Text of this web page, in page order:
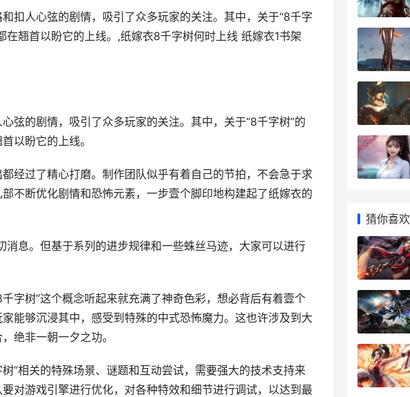
扣人心弦的剧情，吸引了众多玩家的关注。其中，关于“8千字
翘首以盼它的上线。,纸嫁衣8千字树何时上线 纸嫁衣1书架
弦的剧情，吸引了众多玩家的关注。其中，关于“8千字树”的
以盼它的上线。
经过了精心打磨。制作团队似乎有着自己的节拍，不会急于求
不断优化剧情和恐怖元素，一步壹个脚印地构建起了纸嫁衣的
消息。但基于系列的进步规律和一些蛛丝马迹，大家可以进行
字树”这个概念听起来就充满了神奇色彩，想必背后有着壹个
能够沉浸其中，感受到特殊的中式恐怖魔力。这也许涉及到大
绝非一朝一夕之功。
”相关的特殊场景、谜题和互动尝试，需要强大的技术支持来
对游戏引擎进行优化，对各种特效和细节进行调试，以达到最
猜你喜欢